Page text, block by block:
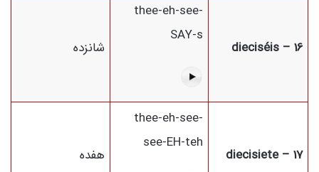
16 – dieciséis
thee-eh-see-
SAY-s
شانزده
17 – diecisiete
thee-eh-see-
see-EH-teh
هفده